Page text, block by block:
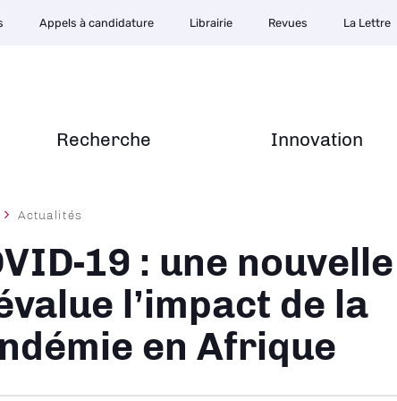
Recherche Innovation
Appels à candidature Librairie Revues La Lettre
Actualités
19 : une
l’impact de la
en Afrique